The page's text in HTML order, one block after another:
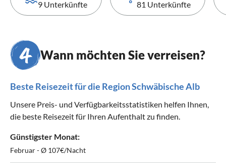
9 Unterkünfte 81 Unterkünfte
Wann möchten Sie verreisen?
Beste Reisezeit für die Region Schwäbische Alb
Unsere Preis- und Verfügbarkeitsstatistiken helfen Ihnen,
die beste Reisezeit für Ihren Aufenthalt zu finden.
Günstigster Monat:
Februar - Ø 107€/Nacht